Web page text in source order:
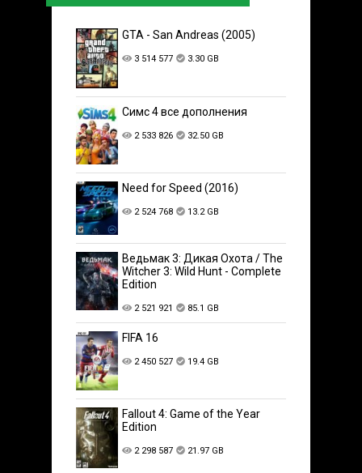
GTA - San Andreas (2005)
3 514 577 3.30 GB
Симс 4 все дополнения
2 533 826 32.50 GB
Need for Speed (2016)
2 524 768 13.2 GB
Ведьмак 3: Дикая Охота / The
Witcher 3: Wild Hunt - Complete
Edition
2 521 921 85.1 GB
FIFA 16
2 450 527 19.4 GB
Fallout 4: Game of the Year
Edition
2 298 587 21.97 GB